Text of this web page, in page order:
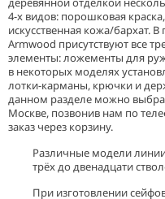
4-х видов: порошковая
искусственная кожа/бархат.
Armwood присутствуют все
элементы: ложементы для
в некоторых моделях
лотки-карманы, крючки и
данном разделе можно
Москве, позвонив нам по
заказ через корзину.
Различные модели
трёх до двенадцати
При изготовлении